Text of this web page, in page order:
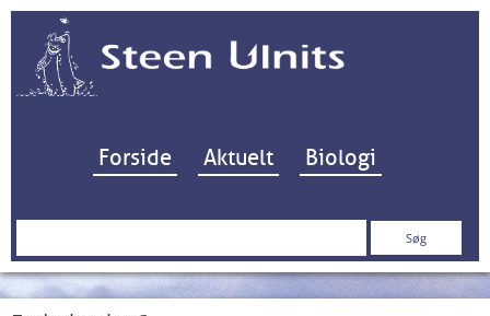
Hop til indhold
Forside Aktuelt Biologi
Søg